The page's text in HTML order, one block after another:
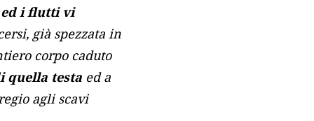
i flutti vi
già spezzata in
corpo caduto
quella testa ed a
agli scavi